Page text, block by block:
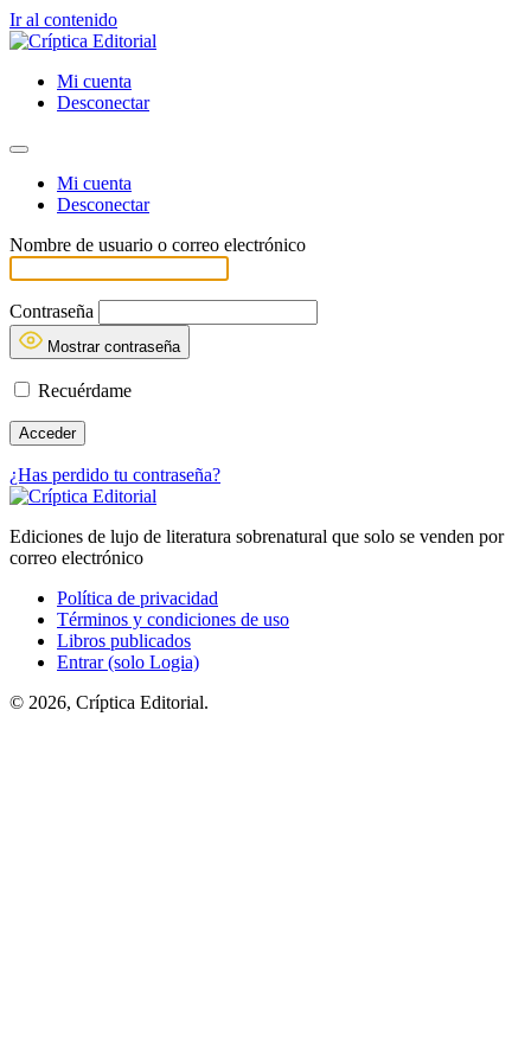
Ir al contenido
Mi cuenta
Desconectar
Mi cuenta
Desconectar
Nombre de usuario o correo electrónico
Contraseña
Mostrar contraseña
Recuérdame
¿Has perdido tu contraseña?
Ediciones de lujo de literatura sobrenatural que solo se venden por
correo electrónico
Política de privacidad
Términos y condiciones de uso
Libros publicados
Entrar (solo Logia)
© 2026, Críptica Editorial.